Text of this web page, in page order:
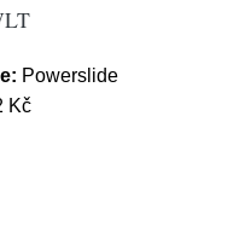
Powerslide
Kč